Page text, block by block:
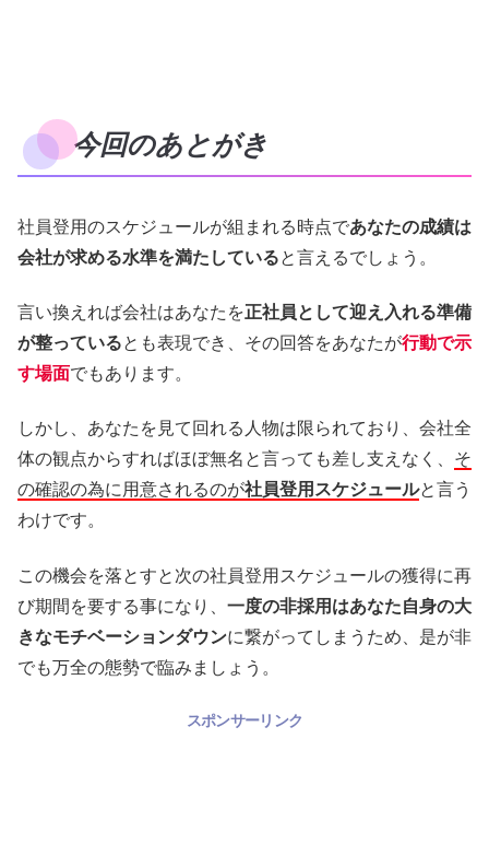
今回のあとがき
社員登用のスケジュールが組まれる時点であなたの成績は
会社が求める水準を満たしていると言えるでしょう。
言い換えれば会社はあなたを正社員として迎え入れる準備
が整っているとも表現でき、その回答をあなたが行動で示
す場面でもあります。
しかし、あなたを見て回れる人物は限られており、会社全
体の観点からすればほぼ無名と言っても差し支えなく、 そ
の確認の為に用意されるのが社員登用スケジュールと言う
わけです。
この機会を落とすと次の社員登用スケジュールの獲得に再
び期間を要する事になり、 一度の非採用はあなた自身の大
きなモチベーションダウンに繋がってしまうため、是が非
でも万全の態勢で臨みましょう。
スポンサーリンク